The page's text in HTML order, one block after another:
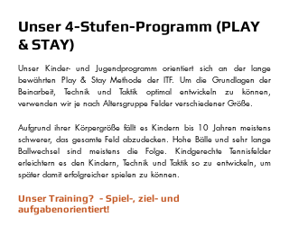
Unser 4-Stufen-Programm (PLAY
& STAY)
Unser Kinder- und Jugendprogramm orientiert sich an der lange
bewährten Play & Stay Methode der ITF. Um die Grundlagen der
Beinarbeit, Technik und Taktik optimal entwickeln zu können,
verwenden wir je nach Altersgruppe Felder verschiedener Größe.
Aufgrund ihrer Körpergröße fällt es Kindern bis 10 Jahren meistens
schwerer, das gesamte Feld abzudecken. Hohe Bälle und sehr lange
Ballwechsel sind meistens die Folge. Kindgerechte Tennisfelder
erleichtern es den Kindern, Technik und Taktik so zu entwickeln, um
später damit erfolgreicher spielen zu können.
Unser Training? - Spiel-, ziel- und
aufgabenorientiert!